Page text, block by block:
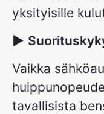
yksityisille
►
Vaikka
tavallisista